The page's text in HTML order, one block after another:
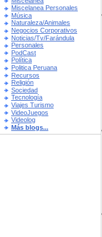
Miscelanea Personales
Música
Naturaleza/Animales
Negocios Corporativos
Noticias/Tv/Farándula
Personales
PodCast
Política
Politica Peruana
Recursos
Religión
Sociedad
Tecnología
Viajes Turismo
VideoJuegos
Videolog
Más blogs...